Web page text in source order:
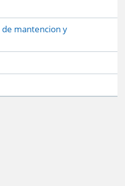
mantencion y